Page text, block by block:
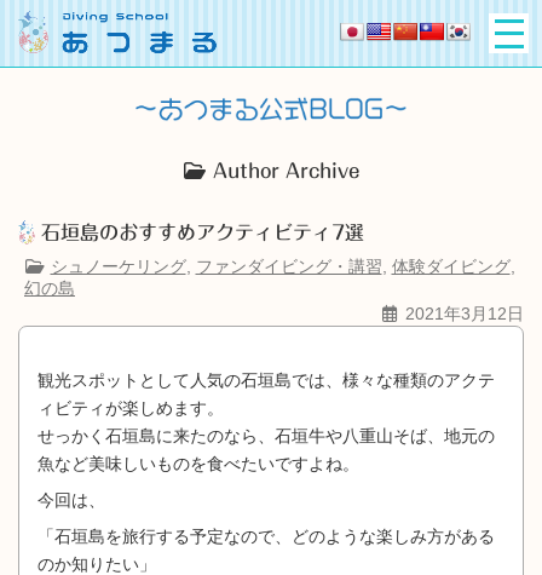
Author Archive
石垣島のおすすめアクティビティ7選
シュノーケリング, ファンダイビング・講習 体験ダイビング,
幻の島
2021年3月12日
観光スポットとして人気の石垣島では、様々な種類のアクテ
ィビティが楽しめます。
せっかく石垣島に来たのなら、石垣牛や八重山そば、地元の
魚など美味しいものを食べたいですよね。
今回は、
「石垣島を旅行する予定なので、どのような楽しみ方がある
のか知りたい」